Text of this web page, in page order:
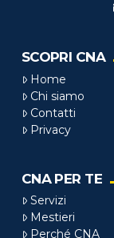
SCOPRI CNA
Home
Chi siamo
Contatti
Privacy
CNA PER TE
Servizi
Mestieri
Perché CNA